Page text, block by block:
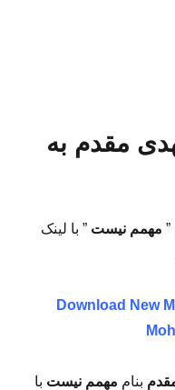
مقدم به
” مهمم نیست ” با لینک
Download New
بنام مهمم نیست با